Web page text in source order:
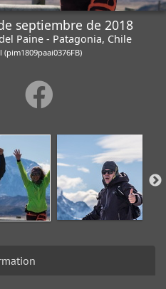
septiembre de 2018
Paine - Patagonia, Chile